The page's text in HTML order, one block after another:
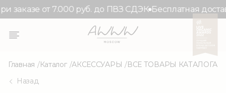
заказе от 7.000 руб. до ПВЗ СДЭК Бесплатная
Главная Каталог АКСЕССУАРЫ ВСЕ ТОВАРЫ КАТАЛОГА
Назад